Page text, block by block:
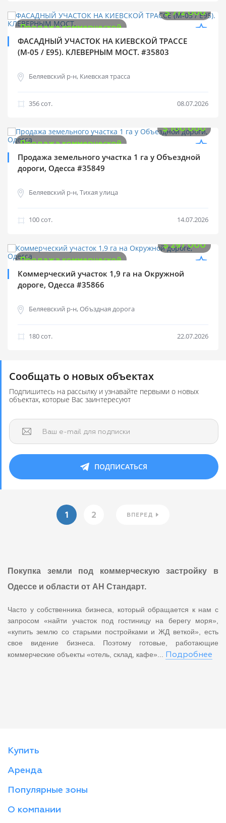
$712 000
Продажа коммерческой
ФАСАДНЫЙ УЧАСТОК НА КИЕВСКОЙ ТРАССЕ
(М-05 / Е95). КЛЕВЕРНЫМ МОСТ. #35803
Беляевский р-н, Киевская трасса
356 cот. 08.07.2026
$100 000
Продажа коммерческой
Продажа земельного участка 1 га у Объездной
дороги, Одесса #35849
Беляевский р-н, Тихая улица
100 cот. 14.07.2026
$297 000
Продажа коммерческой
Коммерческий участок 1,9 га на Окружной
дороге, Одесса #35866
Беляевский р-н, Объздная дорога
180 cот. 22.07.2026
Сообщать о новых объектах
Подпишитесь на рассылку и узнавайте первыми о новых
объектах, которые Вас заинтересуют
Ваш e-mail для подписки
ПОДПИСАТЬСЯ
1 2 ВПЕРЕД
Покупка земли под коммерческую застройку в
Одессе и области от АН Стандарт.
Часто у собственника бизнеса, который обращается к нам с
запросом «найти участок под гостиницу на берегу моря»,
«купить землю со старыми постройками и ЖД веткой», есть
свое видение бизнеса. Поэтому готовые, работающие
коммерческие объекты «отель, склад, кафе»... Подробнее
Купить
Аренда
Популярные зоны
О компании